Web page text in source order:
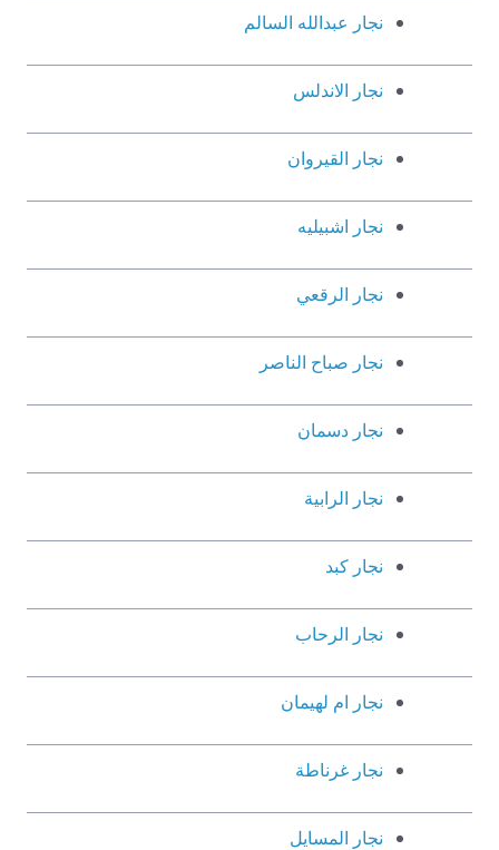
نجار عبدالله السالم
نجار الاندلس
نجار القيروان
نجار اشبيليه
نجار الرقعي
نجار صباح الناصر
نجار دسمان
نجار الرابية
نجار كبد
نجار الرحاب
نجار ام لهيمان
نجار غرناطة
نجار المسايل